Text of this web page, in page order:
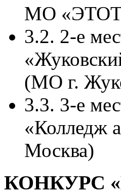
МО
3.2. 2-е
(МО г.
3.3. 3-е
«Колледж
Москва)
КОНКУРС